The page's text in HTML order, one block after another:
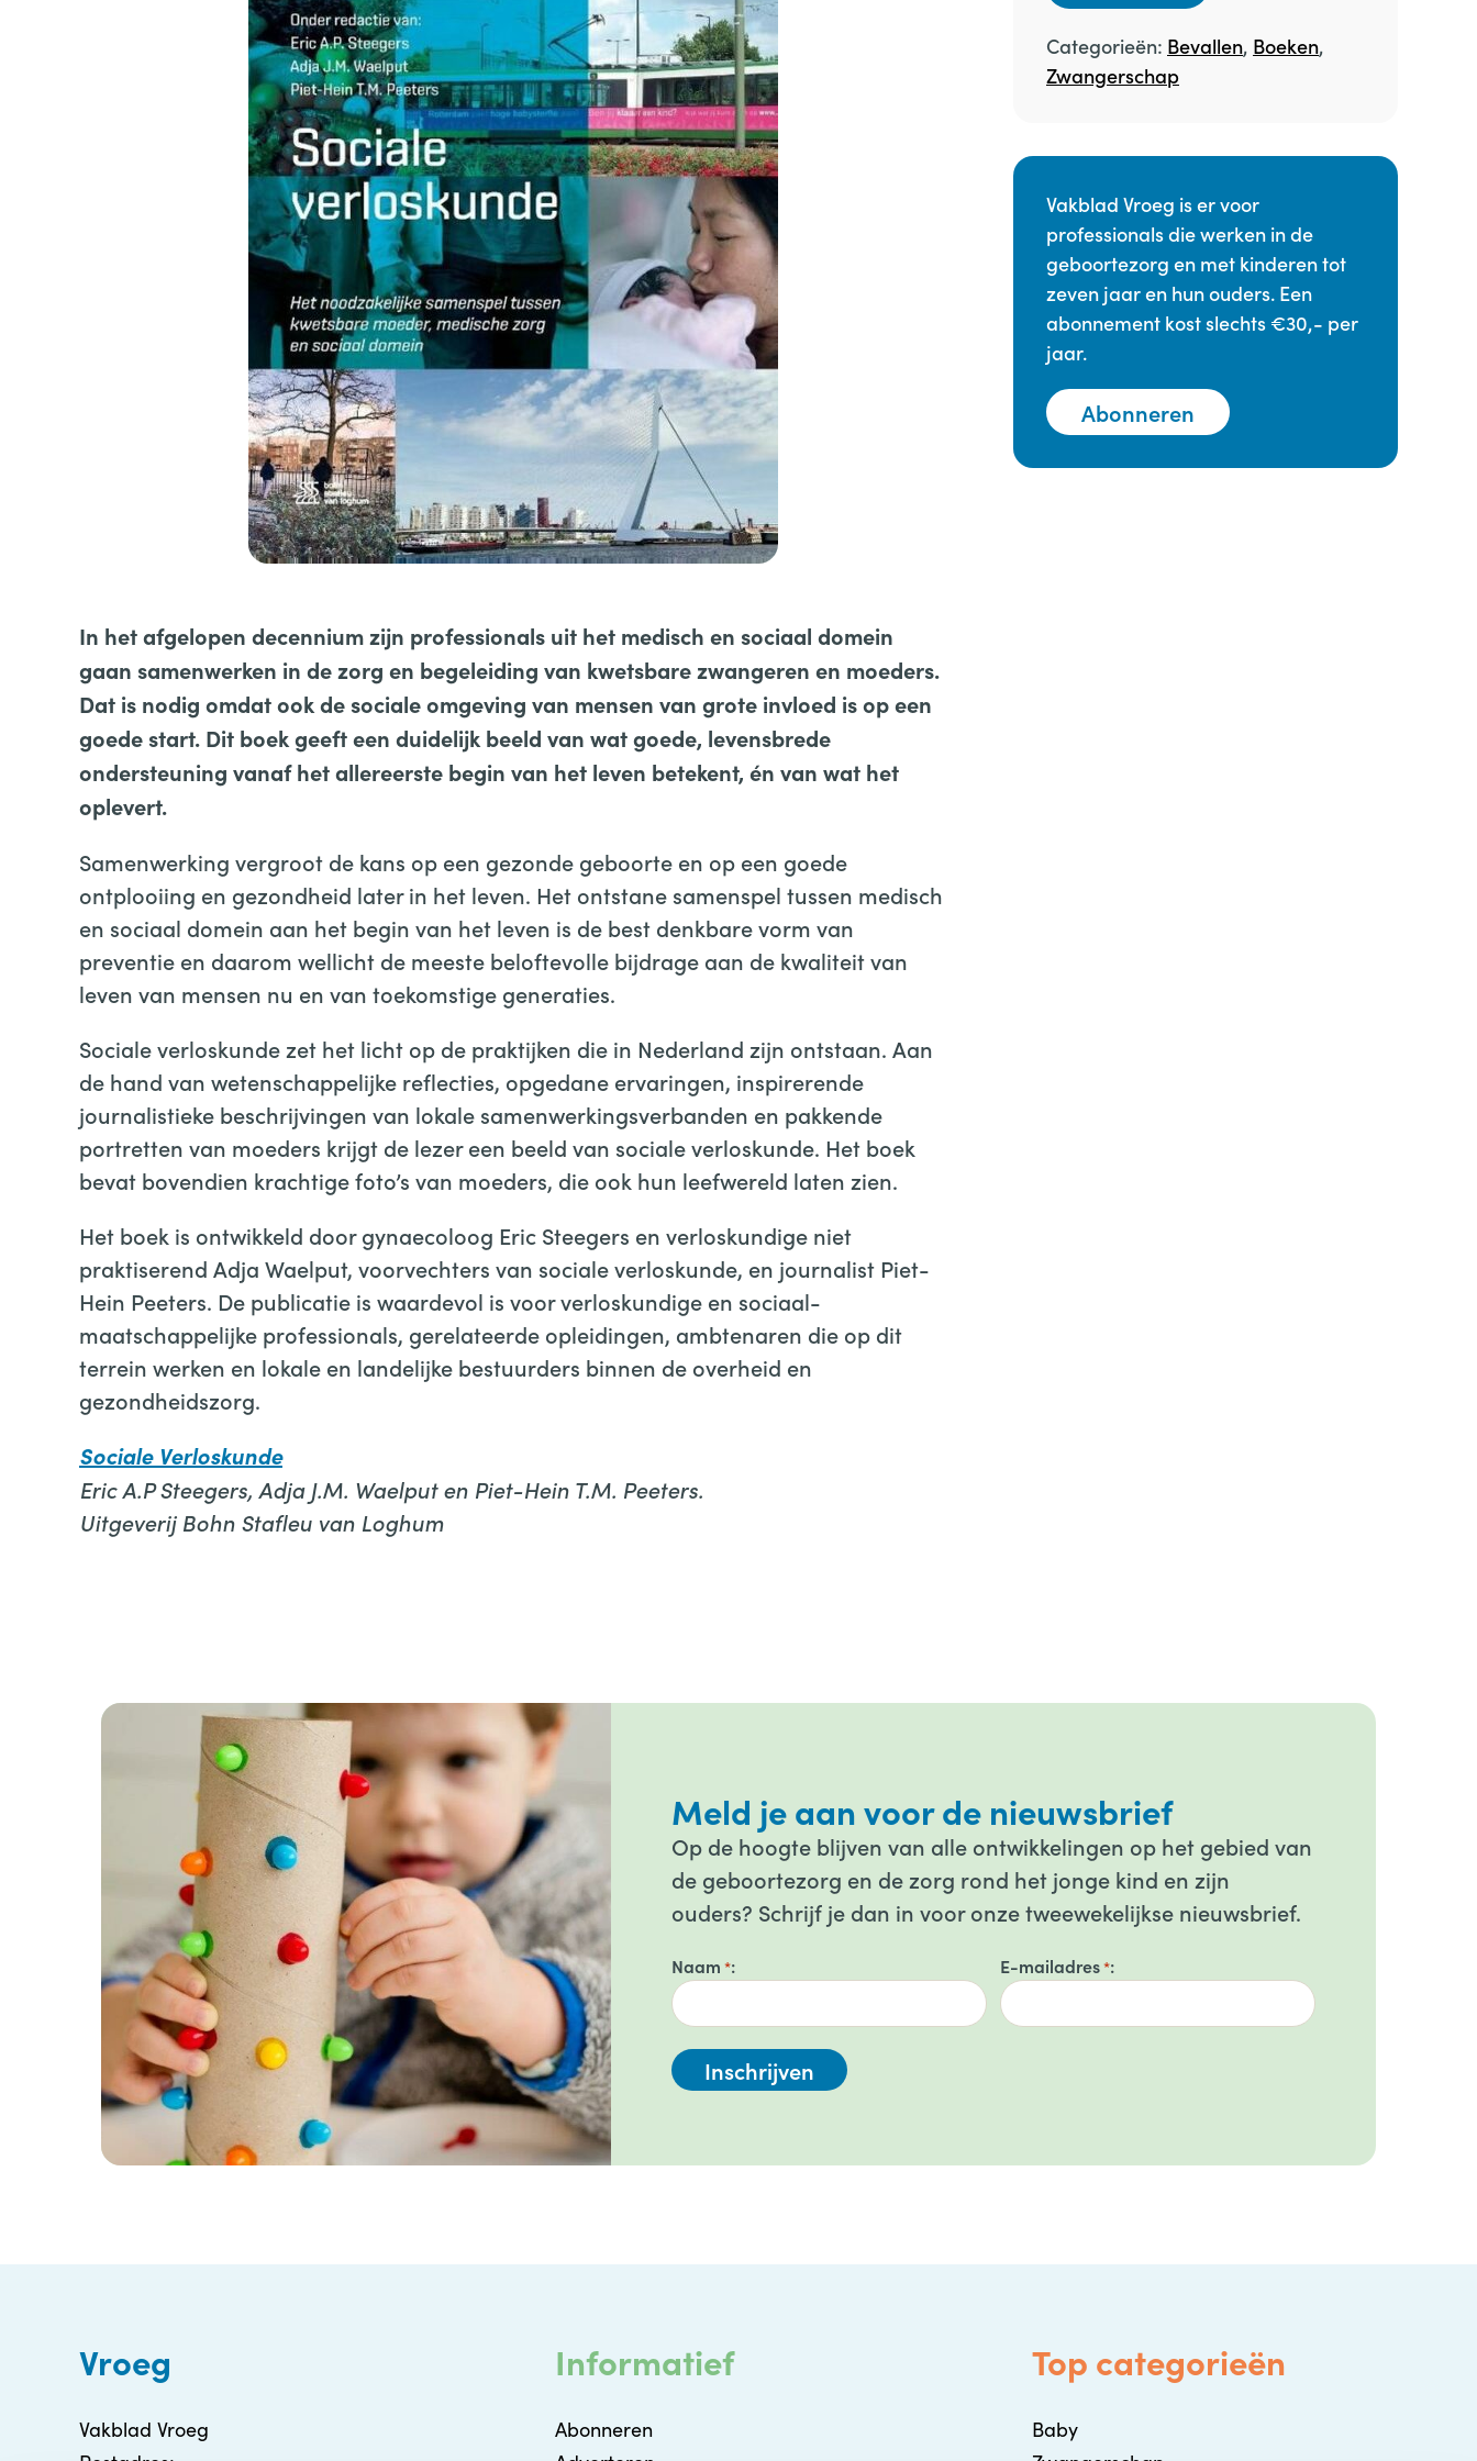
In het afgelopen decennium zijn professionals uit het medisch en sociaal domein
gaan samenwerken in de zorg en begeleiding van kwetsbare zwangeren en moeders.
Dat is nodig omdat ook de sociale omgeving van mensen van grote invloed is op een
goede start. Dit boek geeft een duidelijk beeld van wat goede, levensbrede
ondersteuning vanaf het allereerste begin van het leven betekent, én van wat het
oplevert.
Samenwerking vergroot de kans op een gezonde geboorte en op een goede
ontplooiing en gezondheid later in het leven. Het ontstane samenspel tussen medisch
en sociaal domein aan het begin van het leven is de best denkbare vorm van
preventie en daarom wellicht de meeste beloftevolle bijdrage aan de kwaliteit van
leven van mensen nu en van toekomstige generaties.
Sociale verloskunde zet het licht op de praktijken die in Nederland zijn ontstaan. Aan
de hand van wetenschappelijke reflecties, opgedane ervaringen, inspirerende
journalistieke beschrijvingen van lokale samenwerkingsverbanden en pakkende
portretten van moeders krijgt de lezer een beeld van sociale verloskunde. Het boek
bevat bovendien krachtige foto’s van moeders, die ook hun leefwereld laten zien.
Het boek is ontwikkeld door gynaecoloog Eric Steegers en verloskundige niet
praktiserend Adja Waelput, voorvechters van sociale verloskunde, en journalist Piet-
Hein Peeters. De publicatie is waardevol is voor verloskundige en sociaal-
maatschappelijke professionals, gerelateerde opleidingen, ambtenaren die op dit
terrein werken en lokale en landelijke bestuurders binnen de overheid en
gezondheidszorg.
Sociale Verloskunde
Eric A.P Steegers, Adja J.M. Waelput en Piet-Hein T.M. Peeters.
Uitgeverij Bohn Stafleu van Loghum
Categorieën: Bevallen, Boeken,
Zwangerschap
Vakblad Vroeg is er voor
professionals die werken in de
geboortezorg en met kinderen tot
zeven jaar en hun ouders. Een
abonnement kost slechts €30,- per
jaar.
Abonneren
Meld je aan voor de nieuwsbrief
Op de hoogte blijven van alle ontwikkelingen op het gebied van
de geboortezorg en de zorg rond het jonge kind en zijn
ouders? Schrijf je dan in voor onze tweewekelijkse nieuwsbrief.
Naam * E-mailadres*
Vroeg
Vakblad Vroeg
Informatief
Abonneren
Top categorieën
Baby